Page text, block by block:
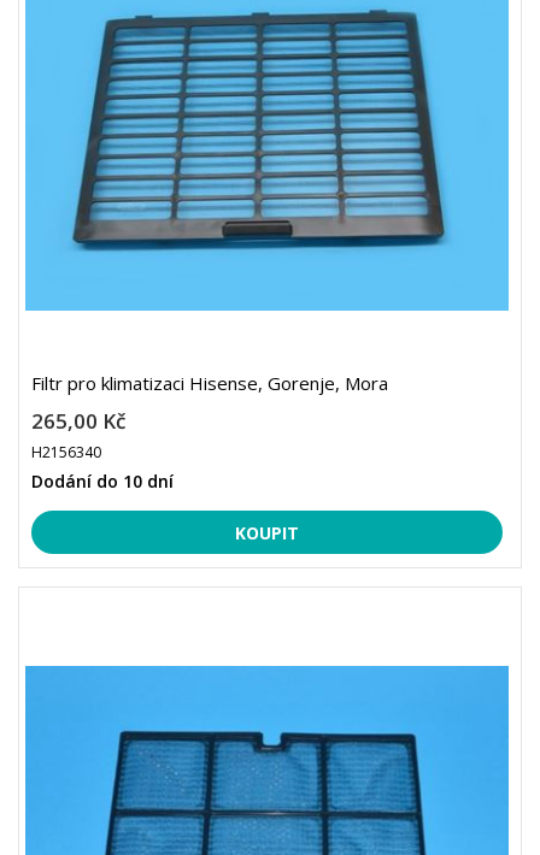
Filtr pro klimatizaci Hisense, Gorenje, Mora
265,00 Kč
H2156340
Dodání do 10 dní